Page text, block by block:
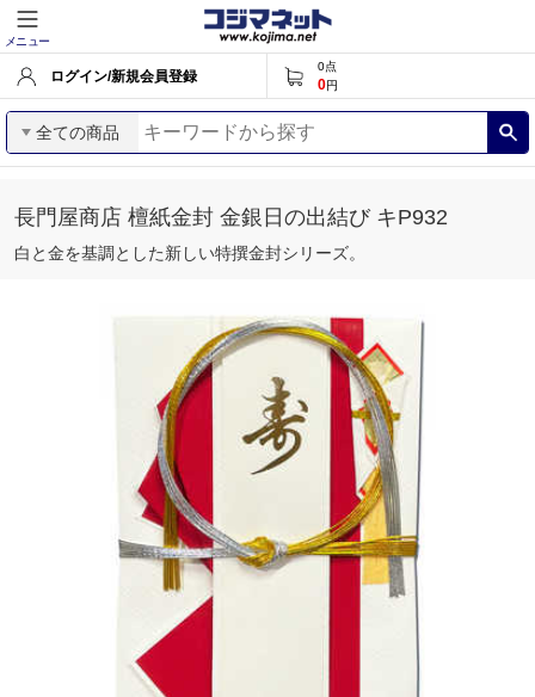
メニュー
ログイン/新規会員登録
0点
0円
全ての商品
長門屋商店 檀紙金封 金銀日の出結び キP932
白と金を基調とした新しい特撰金封シリーズ。